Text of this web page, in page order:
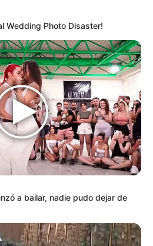
Wedding Photo Disaster!
a bailar, nadie pudo dejar de